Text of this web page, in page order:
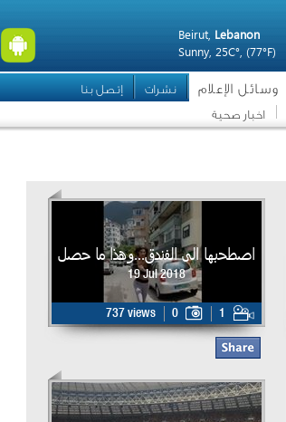
Beirut, Lebanon
Sunny, 25C°, (77°F)
وسائل الإعلام نشرات
إتصل بنا
اخبار صحية
اصطحبها الى الفندق...وهذا ما حصل
19 Jul 2018
737 views 0 1